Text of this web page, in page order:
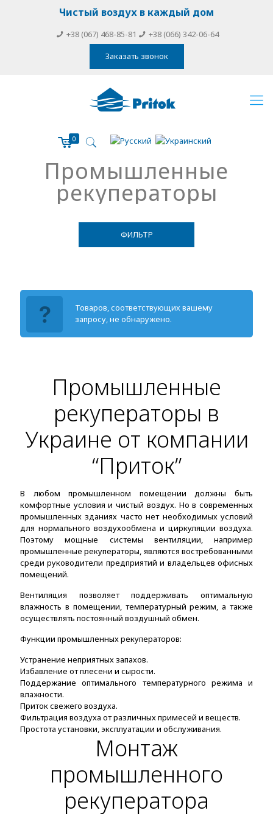
Чистый воздух в каждый дом
+38 (067) 468-85-81
+38 (066) 342-06-64
Заказать звонок
0
Промышленные
рекуператоры
ФИЛЬТР
Товаров, соответствующих вашему
запросу, не обнаружено.
Промышленные
рекуператоры в
Украине от компании
“Приток”
В любом промышленном помещении должны быть
комфортные условия и чистый воздух. Но в современных
промышленных зданиях часто нет необходимых условий
для нормального воздухообмена и циркуляции воздуха.
Поэтому мощные системы вентиляции, например
промышленные рекуператоры, являются востребованными
среди руководители предприятий и владельцев офисных
помещений.
Вентиляция позволяет поддерживать оптимальную
влажность в помещении, температурный режим, а также
осуществлять постоянный воздушный обмен.
Функции промышленных рекуператоров:
Устранение неприятных запахов.
Избавление от плесени и сырости.
Поддержание оптимального температурного режима и
влажности.
Приток свежего воздуха.
Фильтрация воздуха от различных примесей и веществ.
Простота установки, эксплуатации и обслуживания.
Монтаж
промышленного
рекуператора